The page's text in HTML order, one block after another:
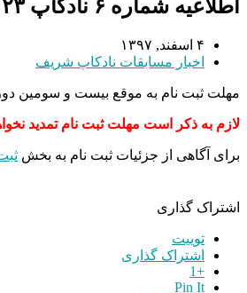
اطلاعیه شماره ۶ نادکاپ ۲۳ – ثبت نام با تاخیر
۴ اسفند, ۱۳۹۷
اخبار مسابقات نادکاپ شریف
مهلت ثبت نام به موقع بیست و سومین دوره مسابقات نادکاپ
لازم به ذکر است مهلت ثبت نام تمدید
برای آگاهی از جزئیات ثبت نام به بخش
اشتراک گذاری
توییت
اشتراک گذاری
+1
Pin It